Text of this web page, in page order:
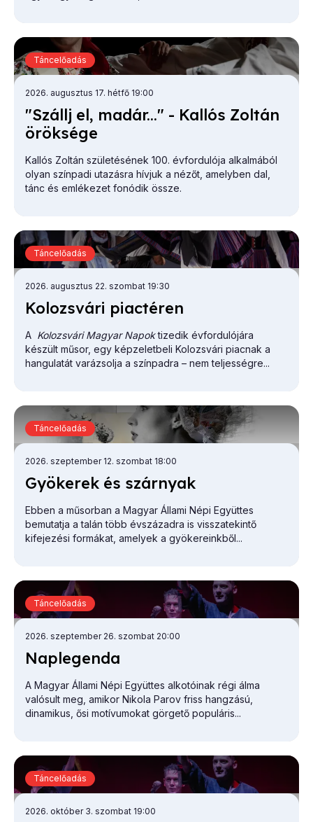
"Szállj el, ma­dár..." - Kal­lós Zol­tán
örök­sé­ge
2026. augusztus 17. hétfő 19:00
Kallós Zoltán születésének 100. évfordulója alkalmából
olyan színpadi utazásra hívjuk a nézőt, amelyben dal,
tánc és emlékezet fonódik össze.
Táncelőadás
Ko­lozs­vá­ri pi­ac­té­ren
2026. augusztus 22. szombat 19:30
A Kolozsvári Magyar Napoktizedik évfordulójára
készült műsor, egy képzeletbeli Kolozsvári piacnak a
hangulatát varázsolja a színpadra – nem teljességre...
Táncelőadás
Gyö­ke­rek és szár­nyak
2026. szeptember 12. szombat 18:00
Ebben a műsorban a Magyar Állami Népi Együttes
bemutatja a talán több évszázadra is visszatekintő
kifejezési formákat, amelyek a gyökereinkből...
Táncelőadás
Nap­le­gen­da
2026. szeptember 26. szombat 20:00
A Magyar Állami Népi Együttes alkotóinak régi álma
valósult meg, amikor Nikola Parov friss hangzású,
dinamikus, ősi motívumokat görgető populáris...
Táncelőadás
2026. október 3. szombat 19:00
Táncelőadás